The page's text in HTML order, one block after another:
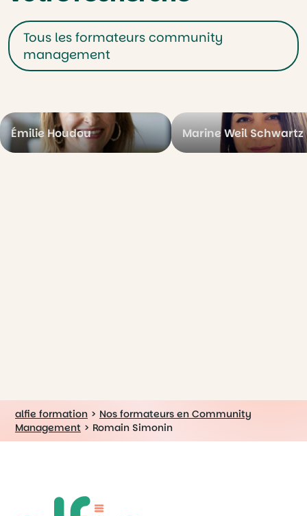
Tous les formateurs community
management
Émilie Houdou Marine Weil Schwartz
alfie formation > Nos formateurs en Community
Management > Romain Simonin